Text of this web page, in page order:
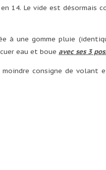
14. Le vide est
une gomme pluie
eau et boue avec ses 3
consigne de